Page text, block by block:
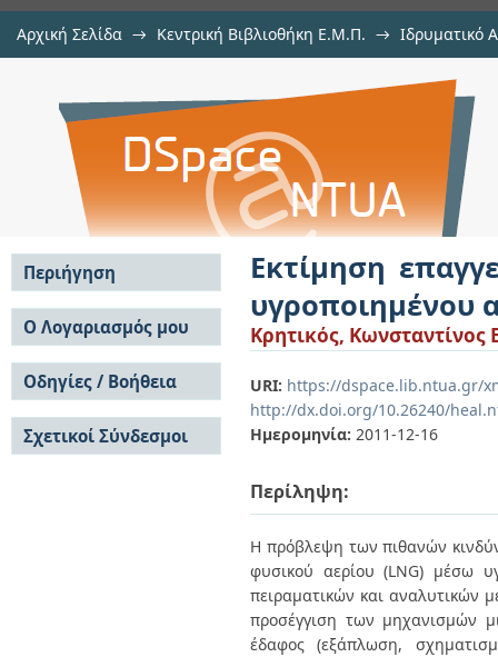
Αρχική Σελίδα → Κεντρική Βιβλιοθήκη Ε.Μ.Π. → Ιδρυματικό
Εκτίμηση επαγγελματικού
αερίου
Εκτίμηση
υγροποιημένου
Κρητικός, Κωνσταντίνος
URI: https://dspace.lib.ntua.gr/
http://dx.doi.org/10.26240/
Ημερομηνία: 2011-12-16
Περίληψη:
Η πρόβλεψη των πιθανών
φυσικού αερίου (LNG) µέσω
πειραµατικών και αναλυτικών
προσέγγιση των µηχανισµών
έδαφος (εξάπλωση,
Περιήγηση
Σε όλο το DSpace
Κοινότητες & Συλλογές
Ανά Ημερομηνία
Έκδοσης
Συγγραφείς
Τίτλοι
Θέματα
Ο Λογαριασμός μου
Σύνδεση
Εγγραφή
Οδηγίες / Βοήθεια
Οδηγίες Υποβολής
Οδηγίες Χρήσης ΙΑ
Συχνές Ερωτήσεις
Σχετικοί Σύνδεσμοι